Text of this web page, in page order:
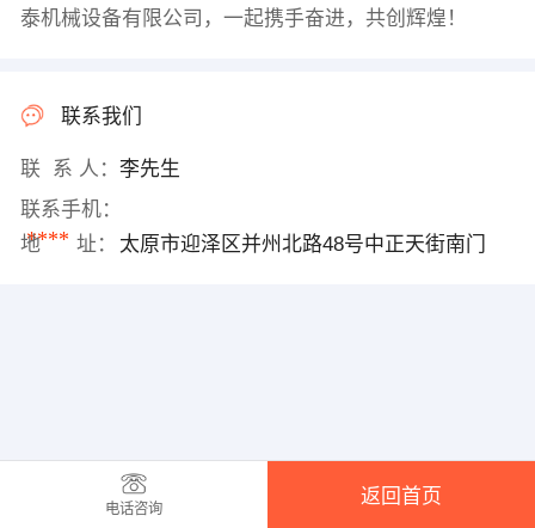
泰机械设备有限公司，一起携手奋进，共创辉煌！
联系我们
联 系 人： 李先生
联系手机：
****
地 址： 太原市迎泽区并州北路48号中正天街南门
电话咨询
返回首页